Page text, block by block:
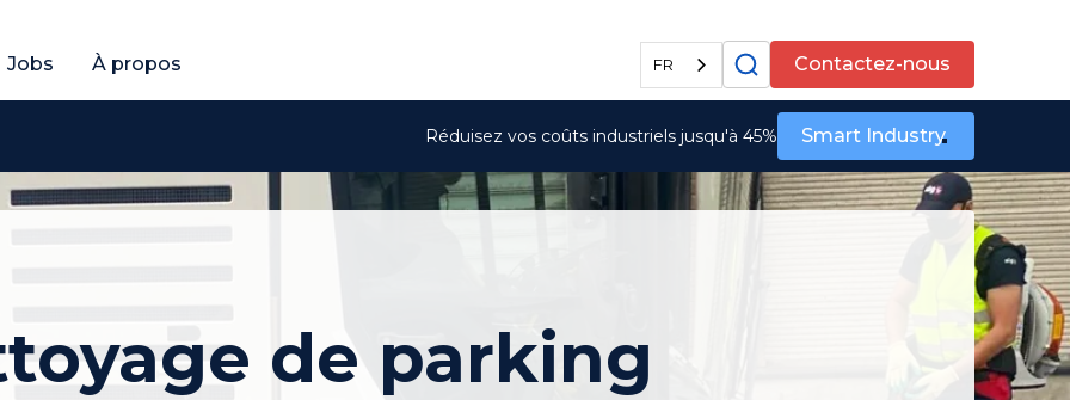
Jobs À propos FR Contactez-nous
Réduisez vos coûts industriels jusqu'à 45% Smart Industry
de parking